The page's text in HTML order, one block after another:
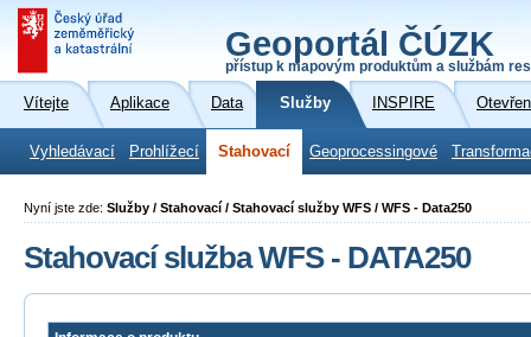
Geoportál ČÚZK
přístup k mapovým produktům a službám
Vítejte Aplikace Data Služby INSPIRE
Vyhledávací Prohlížecí Stahovací Geoprocessingové
Nyní jste zde: Služby / Stahovací / Stahovací služby WFS / WFS - Data250
Stahovací služba WFS - DATA250